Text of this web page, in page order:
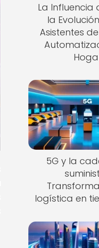
La Influencia
la
Asistentes
5G y la
logística en